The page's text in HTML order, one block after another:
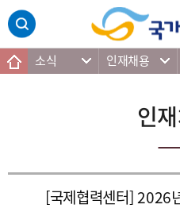
본문
주메뉴
하단
소식 인재채용
인
[국제협력센터] 2026